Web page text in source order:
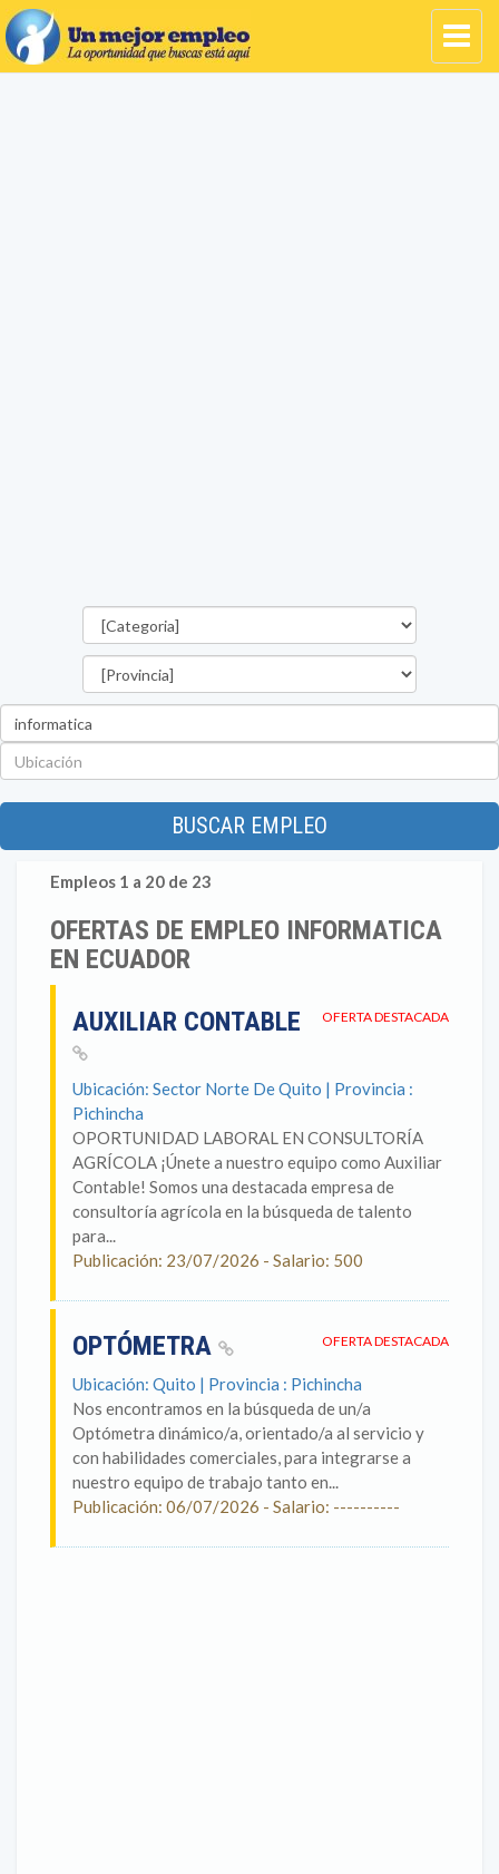
BUSCAR EMPLEO
Empleos 1 a 20 de 23
OFERTAS DE EMPLEO INFORMATICA
EN ECUADOR
OFERTA DESTACADA
AUXILIAR CONTABLE
Ubicación: Sector Norte De Quito | Provincia :
Pichincha
OPORTUNIDAD LABORAL EN CONSULTORÍA
AGRÍCOLA ¡Únete a nuestro equipo como Auxiliar
Contable! Somos una destacada empresa de
consultoría agrícola en la búsqueda de talento
para...
Publicación: 23/07/2026 - Salario: 500
OFERTA DESTACADA
OPTÓMETRA
Ubicación: Quito | Provincia : Pichincha
Nos encontramos en la búsqueda de un/a
Optómetra dinámico/a, orientado/a al servicio y
con habilidades comerciales, para integrarse a
nuestro equipo de trabajo tanto en...
Publicación: 06/07/2026 - Salario: ----------